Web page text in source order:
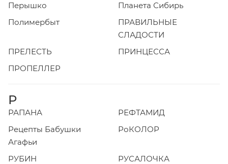
Перышко
Планета Сибирь
Полимербыт
ПРАВИЛЬНЫЕ
СЛАДОСТИ
ПРЕЛЕСТЬ
ПРИНЦЕССА
ПРОПЕЛЛЕР
Р
РАПАНА
РЕФТАМИД
Рецепты Бабушки
Агафьи
РоКОЛОР
РУБИН
РУСАЛОЧКА